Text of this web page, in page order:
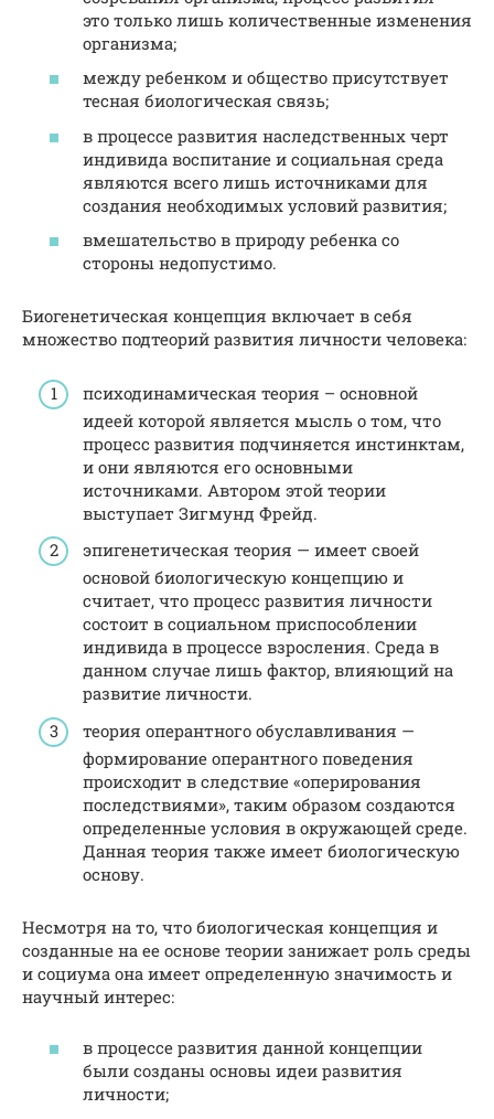
это только лишь количественные изменения
организма;
между ребенком и общество присутствует
тесная биологическая связь;
в процессе развития наследственных черт
индивида воспитание и социальная среда
являются всего лишь источниками для
создания необходимых условий развития;
вмешательство в природу ребенка со
стороны недопустимо.
Биогенетическая концепция включает в себя
множество подтеорий развития личности человека:
психодинамическая теория – основной
идеей которой является мысль о том, что
процесс развития подчиняется инстинктам,
и они являются его основными
источниками. Автором этой теории
выступает Зигмунд Фрейд.
эпигенетическая теория — имеет своей
основой биологическую концепцию и
считает, что процесс развития личности
состоит в социальном приспособлении
индивида в процессе взросления. Среда в
данном случае лишь фактор, влияющий на
развитие личности.
теория оперантного обуславливания —
формирование оперантного поведения
происходит в следствие «оперирования
последствиями», таким образом создаются
определенные условия в окружающей среде.
Данная теория также имеет биологическую
основу.
Несмотря на то, что биологическая концепция и
созданные на ее основе теории занижает роль среды
и социума она имеет определенную значимость и
научный интерес:
в процессе развития данной концепции
были созданы основы идеи развития
личности;